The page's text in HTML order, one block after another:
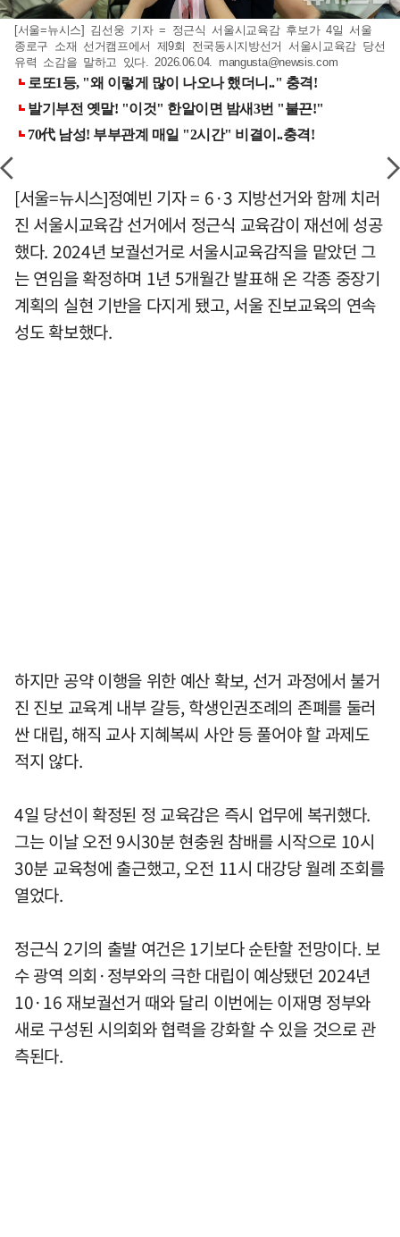
[서울=뉴시스] 김선웅 기자 = 정근식 서울시교육감 후보가 4일 서울
종로구 소재 선거캠프에서 제9회 전국동시지방선거 서울시교육감 당선
유력 소감을 말하고 있다. 2026.06.04. mangusta@newsis.com
[서울=뉴시스]정예빈 기자 = 6·3 지방선거와 함께 치러
진 서울시교육감 선거에서 정근식 교육감이 재선에 성공
했다. 2024년 보궐선거로 서울시교육감직을 맡았던 그
는 연임을 확정하며 1년 5개월간 발표해 온 각종 중장기
계획의 실현 기반을 다지게 됐고, 서울 진보교육의 연속
성도 확보했다.
하지만 공약 이행을 위한 예산 확보, 선거 과정에서 불거
진 진보 교육계 내부 갈등, 학생인권조례의 존폐를 둘러
싼 대립, 해직 교사 지혜복씨 사안 등 풀어야 할 과제도
적지 않다.
4일 당선이 확정된 정 교육감은 즉시 업무에 복귀했다.
그는 이날 오전 9시30분 현충원 참배를 시작으로 10시
30분 교육청에 출근했고, 오전 11시 대강당 월례 조회를
열었다.
정근식 2기의 출발 여건은 1기보다 순탄할 전망이다. 보
수 광역 의회·정부와의 극한 대립이 예상됐던 2024년
10·16 재보궐선거 때와 달리 이번에는 이재명 정부와
새로 구성된 시의회와 협력을 강화할 수 있을 것으로 관
측된다.